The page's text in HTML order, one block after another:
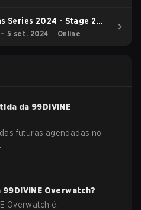
Series 2024 - Stage 2
5 set. 2024 Online
da 99DIVINE
futuras agendadas no
99DIVINE Overwatch?
Overwatch é: